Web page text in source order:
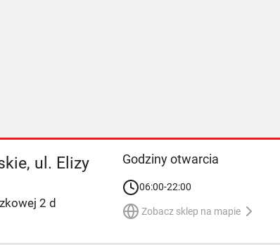
ul. Elizy
2 d
Godziny otwarcia
06:00-22:00
Zobacz sklep na mapie